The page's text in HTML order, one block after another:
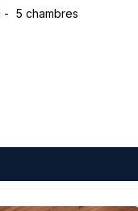
5 chambres